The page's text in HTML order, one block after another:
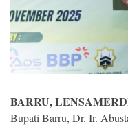
BARRU,
Bupati Barru, Dr. Ir.